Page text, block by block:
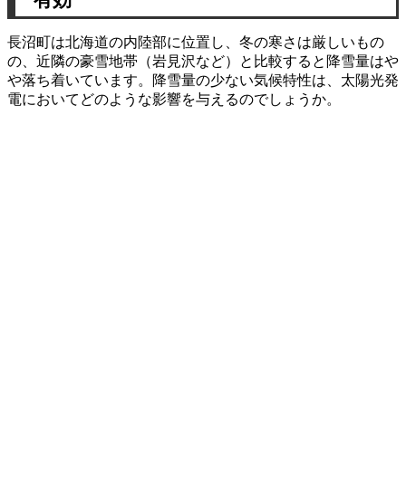
6-1. Q：長沼町は農村地域ですが、住宅に太陽光発電を
設置するメリットはありますか？
6-2. Q：長沼町で利用できる太陽光発電の補助金はあり
ますか？
長沼町は北海道の内陸部に位置し、冬の寒さは厳しいもの
の、近隣の豪雪地帯（岩見沢など）と比較すると降雪量はや
や落ち着いています。降雪量の少ない気候特性は、太陽光発
電においてどのような影響を与えるのでしょうか。